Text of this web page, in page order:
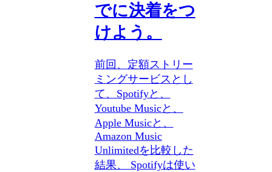
でに決着をつ
けよう。
前回、定額ストリー
ミングサービスとし
て、Spotifyと、
Youtube Musicと、
Apple Musicと、
Amazon Music
Unlimitedを比較した
結果、 Spotifyは使い